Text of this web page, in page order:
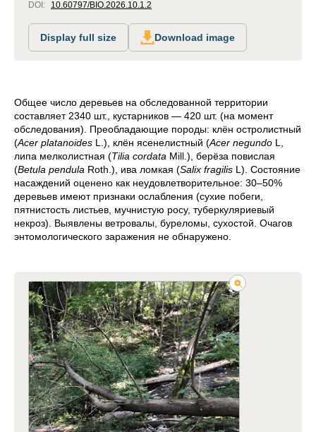
DOI: 10.60797/BIO.2026.10.1.2
Display full size Download image
Общее число деревьев на обследованной территории
составляет 2340 шт., кустарников — 420 шт. (на момент
обследования). Преобладающие породы: клён остролистный
(Acer platanoides L.), клён ясенелистный (Acer negundo L,
липа мелколистная (Tilia cordata Mill.), берёза повислая
(Betula pendula Roth.), ива ломкая (Salix fragilis L). Состояние
насаждений оценено как неудовлетворительное: 30–50%
деревьев имеют признаки ослабления (сухие побеги,
пятнистость листьев, мучнистую росу, туберкуляриевый
некроз). Выявлены ветровалы, буреломы, сухостой. Очагов
энтомологического заражения не обнаружено.